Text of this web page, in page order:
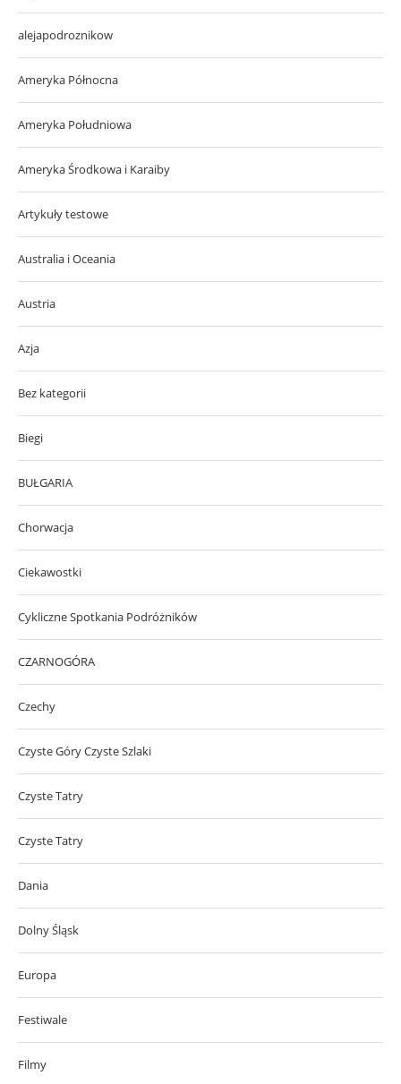
alejapodroznikow
Ameryka Północna
Ameryka Południowa
Ameryka Środkowa i Karaiby
Artykuły testowe
Australia i Oceania
Austria
Azja
Bez kategorii
Biegi
BUŁGARIA
Chorwacja
Ciekawostki
Cykliczne Spotkania Podróżników
CZARNOGÓRA
Czechy
Czyste Góry Czyste Szlaki
Czyste Tatry
Czyste Tatry
Dania
Dolny Śląsk
Europa
Festiwale
Filmy